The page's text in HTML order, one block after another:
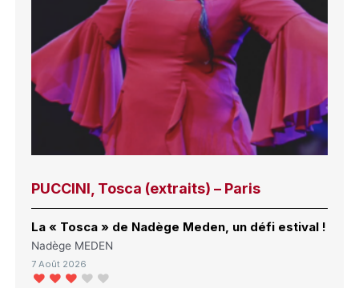
PUCCINI, Tosca (extraits) – Paris
La « Tosca » de Nadège Meden, un défi estival !
Nadège MEDEN
7 Août 2026